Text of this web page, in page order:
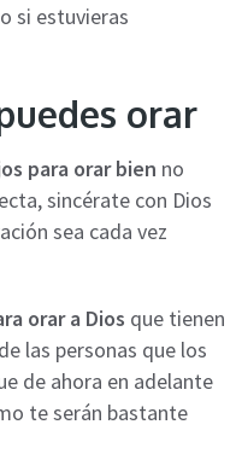
si estuvieras
orar
para orar bien no
sincérate con Dios
sea cada vez
orar a Dios que tienen
las personas que los
de ahora en adelante
te serán bastante